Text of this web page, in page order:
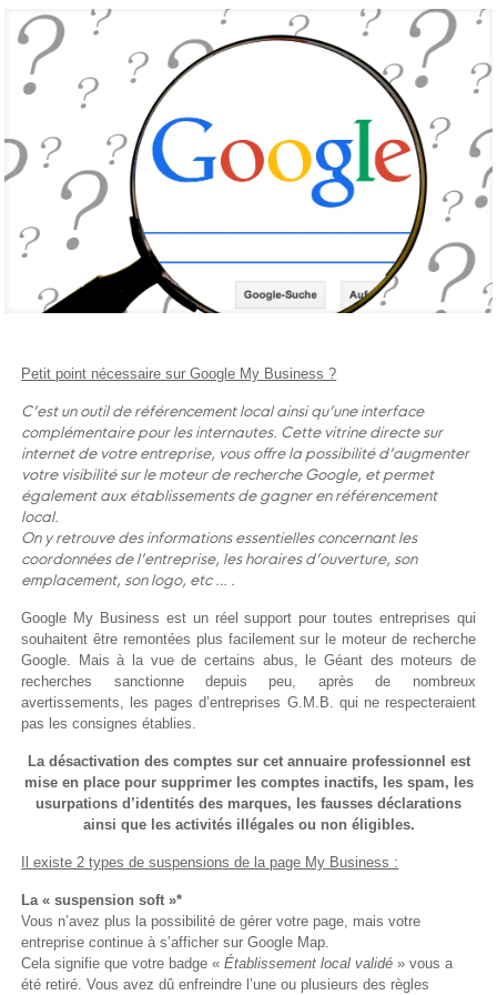
Petit point nécessaire sur Google My Business ?
C’est un outil deréférencementlocalainsi qu’une interface
complémentaire pour les internautes. Cette vitrine directesur
internetde votre entreprise, vous offre la possibilité d’augmenter
votre visibilité sur le moteur de recherche Google, et permet
égalementauxétablissementsde gagner en référencement
local.
On y retrouve des informations essentielles concernant les
coordonnées de l’entreprise, les horaires d’ouverture, son
emplacement, son logo, etc… .
Google My Business est un réel support pour toutes entreprises qui
souhaitent être remontées plus facilement sur le moteur de recherche
Google. Mais à la vue de certains abus, le Géant des moteurs de
recherches sanctionne depuis peu, après de nombreux
avertissements, les pages d’entreprises G.M.B. qui ne respecteraient
pas les consignes établies.
La désactivation des comptes sur cet annuaire professionnel est
mise en place pour supprimer les comptes inactifs, les spam, les
usurpations d’identités des marques, les fausses déclarations
ainsi que les activités illégales ou non éligibles.
Il existe 2 types de suspensions de la page My Business :
La « suspension soft »*
Vous n’avez plus la possibilité de gérer votre page, mais votre
entreprise continue à s’afficher sur Google Map.
Cela signifie que votre badge « Établissement local validé» vous a
été retiré. Vous avez dû enfreindre l’une ou plusieurs des règles